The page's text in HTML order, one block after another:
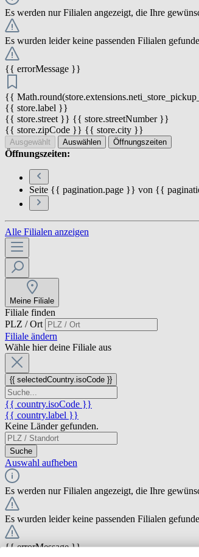
Es werden nur Filialen angezeigt, die Ihre
Es wurden leider keine passenden Filialen
{{ errorMessage }}
{{
{{ store.label }}
{{ store.street }} {{ store.streetNumber }}
{{ store.zipCode }} {{ store.city }}
Ausgewählt Auswählen Öffnungszeiten
Öffnungszeiten:
Seite {{ pagination.page }} von {{
Alle Filialen anzeigen
Meine Filiale
Filiale finden
PLZ / Ort
Filiale ändern
Wähle hier deine Filiale aus
{{ selectedCountry.isoCode }}
{{ country.isoCode }}
{{ country.label }}
Keine Länder gefunden.
Suche
Auswahl aufheben
Es werden nur Filialen angezeigt, die Ihre
Es wurden leider keine passenden Filialen
{{ errorMessage }}